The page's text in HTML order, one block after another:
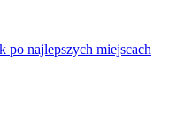
najlepszych miejscach